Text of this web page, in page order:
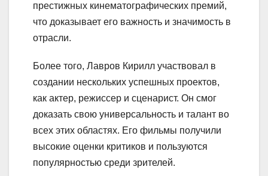
престижных кинематографических премий,
что доказывает его важность и значимость в
отрасли.
Более того, Лавров Кирилл участвовал в
создании нескольких успешных проектов,
как актер, режиссер и сценарист. Он смог
доказать свою универсальность и талант во
всех этих областях. Его фильмы получили
высокие оценки критиков и пользуются
популярностью среди зрителей.